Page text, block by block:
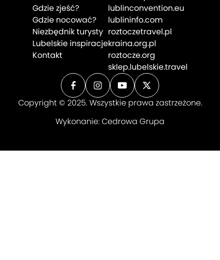
Gdzie zjeść?
Gdzie nocować?
Niezbędnik turysty
Lubelskie inspiracje
Kontakt
lublinconvention.eu
lublininfo.com
roztoczetravel.pl
kraina.org.pl
roztocze.org
sklep.lubelskie.travel
Copyright © 2025. Wszystkie prawa zastrzeżone.
Wykonanie: Cedrowa Grupa